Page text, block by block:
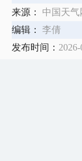
来源：
中国天气
编辑：
李倩
发布时间：